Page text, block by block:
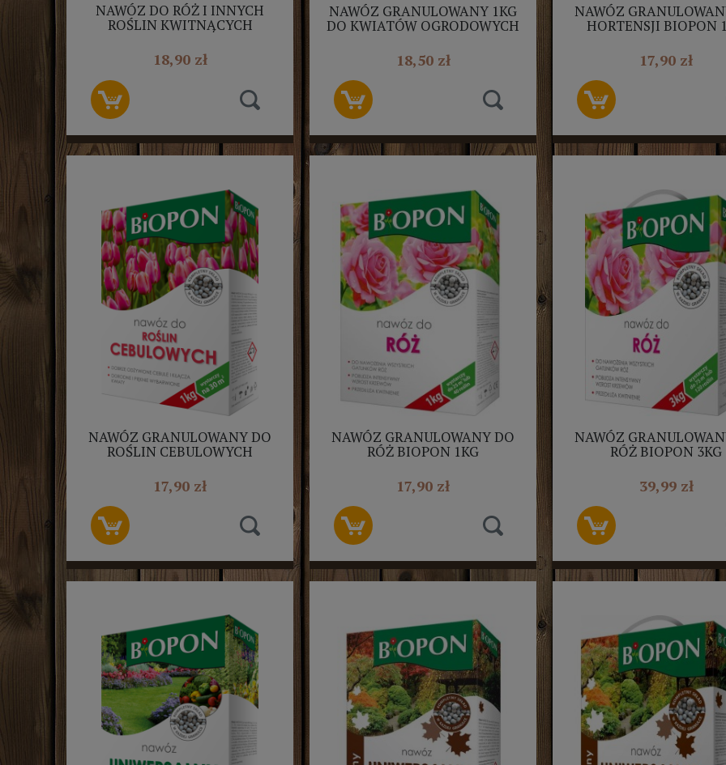
NAWÓZ DO RÓŻ I INNYCH
ROŚLIN KWITNĄCYCH
18,90 zł
NAWÓZ GRANULOWANY 1KG
DO KWIATÓW OGRODOWYCH
18,50 zł
NAWÓZ
HORTENSJI BIOPON
17,90 zł
NAWÓZ GRANULOWANY DO
ROŚLIN CEBULOWYCH
17,90 zł
NAWÓZ GRANULOWANY DO
RÓŻ BIOPON 1KG
17,90 zł
NAWÓZ
RÓŻ BIOPON 3KG
39,99 zł